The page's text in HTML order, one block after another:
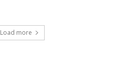
Load more